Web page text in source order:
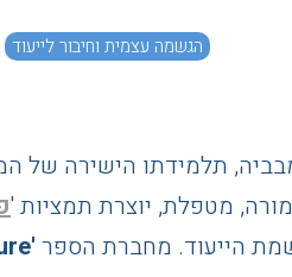
הגשמה עצמית וחיבור לייעוד
תלמידתו הישירה של
מטפלת, יוצרת תמציות '
הייעוד. מחברת הספר 'Communion with Nature'